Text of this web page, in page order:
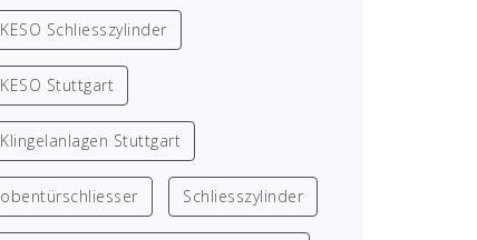
KESO Schliesszylinder
KESO Stuttgart
Klingelanlagen Stuttgart
obentürschliesser Schliesszylinder